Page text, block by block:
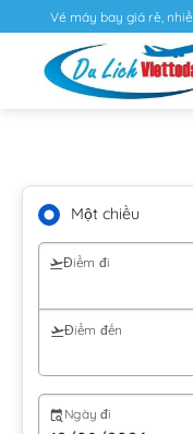
Vé máy bay giá rẻ,
Một chiều
Điểm đi
Điểm đến
Ngày đi